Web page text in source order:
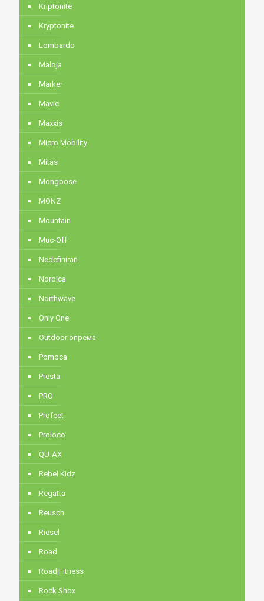
Kriptonite
Kryptonite
Lombardo
Maloja
Marker
Mavic
Maxxis
Micro Mobility
Mitas
Mongoose
MONZ
Mountain
Muc-Off
Nedefiniran
Nordica
Northwave
Only One
Outdoor опрема
Pomoca
Presta
PRO
Profeet
Proloco
QU-AX
Rebel Kidz
Regatta
Reusch
Riesel
Road
Road|Fitness
Rock Shox